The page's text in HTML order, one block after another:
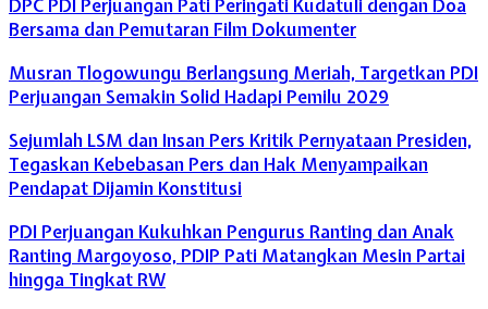
DPC PDI Perjuangan Pati Peringati Kudatuli dengan Doa
Bersama dan Pemutaran Film Dokumenter
Musran Tlogowungu Berlangsung Meriah, Targetkan PDI
Perjuangan Semakin Solid Hadapi Pemilu 2029
Sejumlah LSM dan Insan Pers Kritik Pernyataan Presiden,
Tegaskan Kebebasan Pers dan Hak Menyampaikan
Pendapat Dijamin Konstitusi
PDI Perjuangan Kukuhkan Pengurus Ranting dan Anak
Ranting Margoyoso, PDIP Pati Matangkan Mesin Partai
hingga Tingkat RW